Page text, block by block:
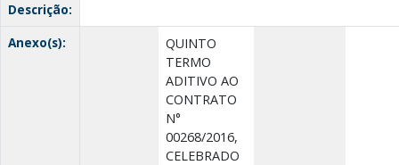
Descrição:
Anexo(s):
QUINTO
TERMO
ADITIVO AO
CONTRATO
N°
00268/2016,
CELEBRADO